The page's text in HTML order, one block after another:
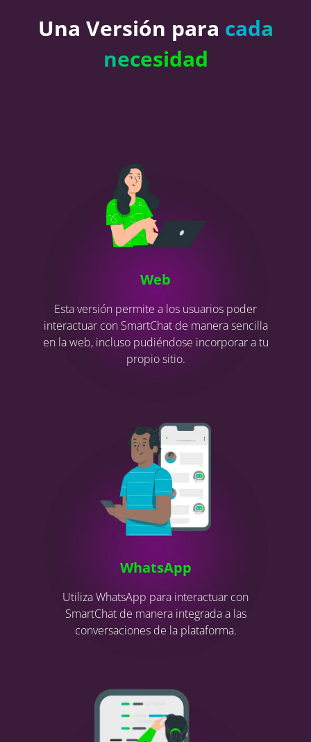
Una Versión para cada
necesidad
Web
Esta versión permite a los usuarios poder
interactuar con SmartChat de manera sencilla
en la web, incluso pudiéndose incorporar a tu
propio sitio.
WhatsApp
Utiliza WhatsApp para interactuar con
SmartChat de manera integrada a las
conversaciones de la plataforma.